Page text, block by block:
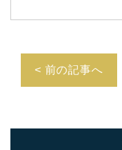
< 前の記事へ